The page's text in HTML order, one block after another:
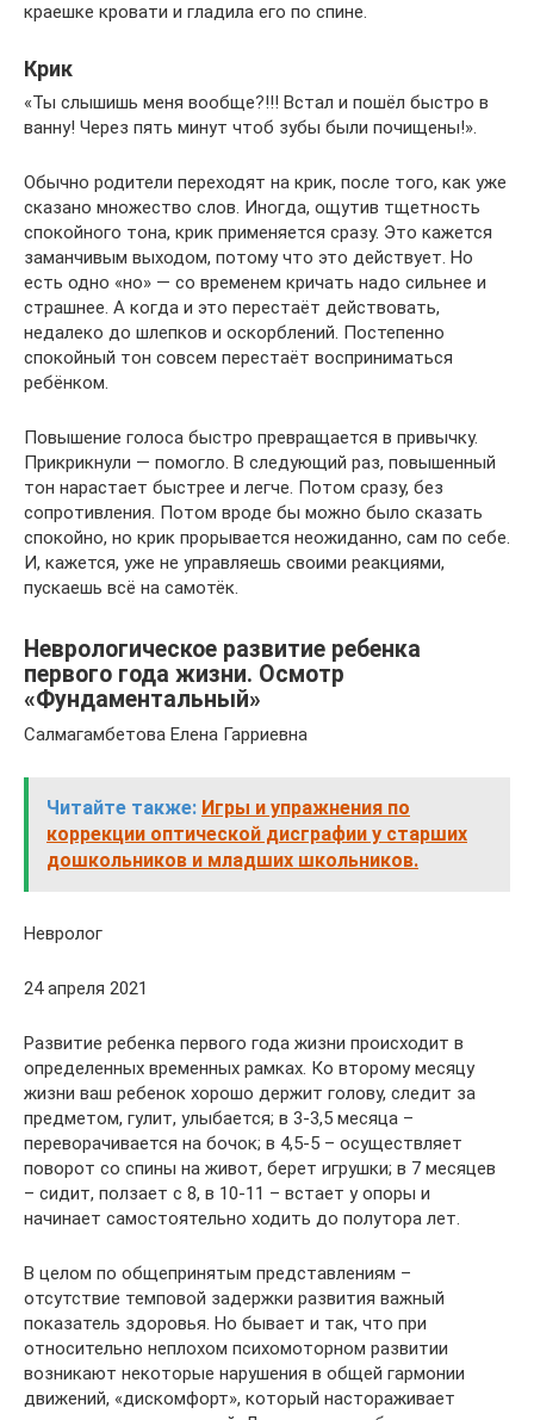
краешке кровати и гладила его по спине.
Крик
«Ты слышишь меня вообще?!!! Встал и пошёл быстро в
ванну! Через пять минут чтоб зубы были почищены!».
Обычно родители переходят на крик, после того, как уже
сказано множество слов. Иногда, ощутив тщетность
спокойного тона, крик применяется сразу. Это кажется
заманчивым выходом, потому что это действует. Но
есть одно «но» — со временем кричать надо сильнее и
страшнее. А когда и это перестаёт действовать,
недалеко до шлепков и оскорблений. Постепенно
спокойный тон совсем перестаёт восприниматься
ребёнком.
Повышение голоса быстро превращается в привычку.
Прикрикнули — помогло. В следующий раз, повышенный
тон нарастает быстрее и легче. Потом сразу, без
сопротивления. Потом вроде бы можно было сказать
спокойно, но крик прорывается неожиданно, сам по себе.
И, кажется, уже не управляешь своими реакциями,
пускаешь всё на самотёк.
Неврологическое развитие ребенка
первого года жизни. Осмотр
«Фундаментальный»
Салмагамбетова Елена Гарриевна
Читайте также: Игры и упражнения по
коррекции оптической дисграфии у старших
дошкольников и младших школьников.
Невролог
24 апреля 2021
Развитие ребенка первого года жизни происходит в
определенных временных рамках. Ко второму месяцу
жизни ваш ребенок хорошо держит голову, следит за
предметом, гулит, улыбается; в 3-3,5 месяца –
переворачивается на бочок; в 4,5-5 – осуществляет
поворот со спины на живот, берет игрушки; в 7 месяцев
– сидит, ползает с 8, в 10-11 – встает у опоры и
начинает самостоятельно ходить до полутора лет.
В целом по общепринятым представлениям –
отсутствие темповой задержки развития важный
показатель здоровья. Но бывает и так, что при
относительно неплохом психомоторном развитии
возникают некоторые нарушения в общей гармонии
движений, «дискомфорт», который настораживает